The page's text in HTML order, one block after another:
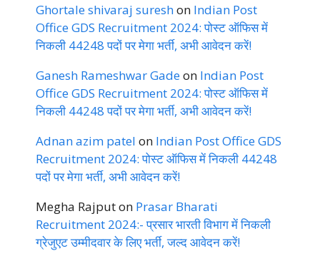
Ghortale shivaraj sureshon Indian Post
Office GDS Recruitment 2024: पोस्ट ऑफिस में
निकली 44248 पदों पर मेगा भर्ती, अभी आवेदन करें!
Ganesh Rameshwar Gadeon Indian Post
Office GDS Recruitment 2024: पोस्ट ऑफिस में
निकली 44248 पदों पर मेगा भर्ती, अभी आवेदन करें!
Adnan azim patel on Indian Post Office GDS
Recruitment 2024: पोस्ट ऑफिस में निकली 44248
पदों पर मेगा भर्ती, अभी आवेदन करें!
Megha Rajputon Prasar Bharati
Recruitment 2024:- प्रसार भारती विभाग में निकली
ग्रेजुएट उम्मीदवार के लिए भर्ती, जल्द आवेदन करें!